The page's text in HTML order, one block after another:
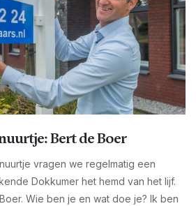
Bert de Boer
vragen we regelmatig een
Dokkumer het hemd van het lijf.
Wie ben je en wat doe je? Ik ben